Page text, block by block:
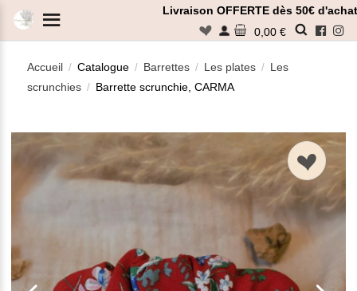
Livraison OFFERTE dès 50€
n 0,00 €
Accueil / Catalogue / Barrettes / Les plates / Les
scrunchies / Barrette scrunchie, CARMA
n
Panneau de gestion des cookies